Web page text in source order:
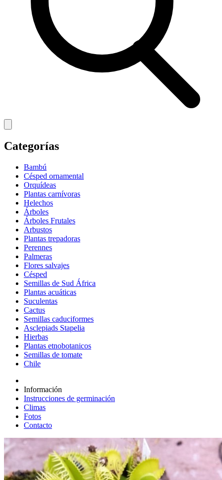
Categorías
Bambú
Césped ornamental
Orquídeas
Plantas carnívoras
Helechos
Árboles
Árboles Frutales
Arbustos
Plantas trepadoras
Perennes
Palmeras
Flores salvajes
Césped
Semillas de Sud África
Plantas acuáticas
Suculentas
Cactus
Semillas caduciformes
Asclepiads Stapelia
Hierbas
Plantas etnobotanicos
Semillas de tomate
Chile
Información
Instrucciones de germinación
Climas
Fotos
Contacto